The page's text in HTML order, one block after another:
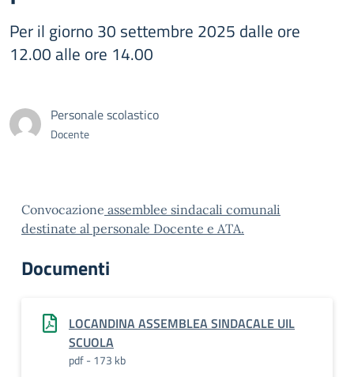
Per il giorno 30 settembre 2025 dalle ore
12.00 alle ore 14.00
Personale scolastico
Docente
Convocazione assemblee sindacali comunali
destinate al personale Docente e ATA.
Documenti
LOCANDINA ASSEMBLEA SINDACALE UIL
SCUOLA
pdf - 173 kb